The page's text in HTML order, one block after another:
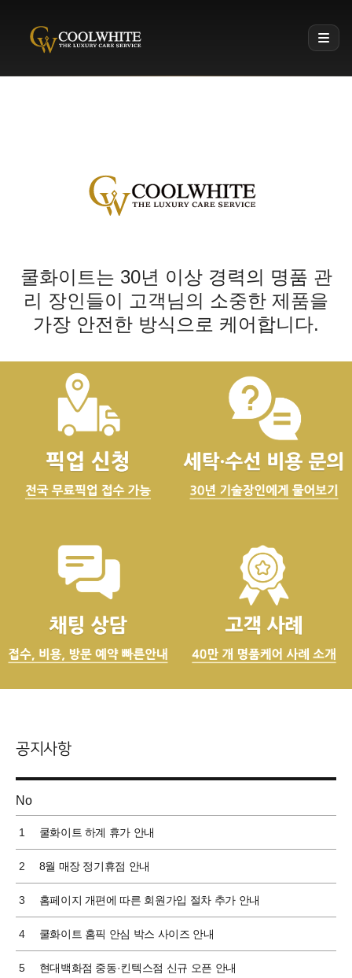
Coolwhite
쿨화이트는 30년 이상 경력의 명품 관
리 장인들이 고객님의 소중한 제품을
가장 안전한 방식으로 케어합니다.
최적의 관리 환경에서 명품을 보관할 수 있습니다
온도 18~20°C / 습도 45~55% / 공기 순환 / 자외선 차단 환경
내용 살펴보기
공지사항
No
제목
1 쿨화이트 하계 휴가 안내
2 8월 매장 정기휴점 안내
3 홈페이지 개편에 따른 회원가입 절차 추가 안내
4 쿨화이트 홈픽 안심 박스 사이즈 안내
5 현대백화점 중동·킨텍스점 신규 오픈 안내